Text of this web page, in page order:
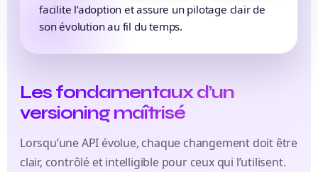
Les fondamentaux d’un
versioning maîtrisé
Lorsqu’une API évolue, chaque changement doit être
clair, contrôlé et intelligible pour ceux qui l’utilisent.
facilite l’adoption et assure un pilotage clair de
son évolution au fil du temps.